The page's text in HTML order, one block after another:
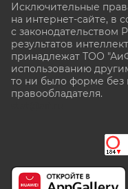
Исключительные
на интернет-сайте, в
с законодательством
результатов
принадлежат ТОО
использованию
то ни было форме без
правообладателя.